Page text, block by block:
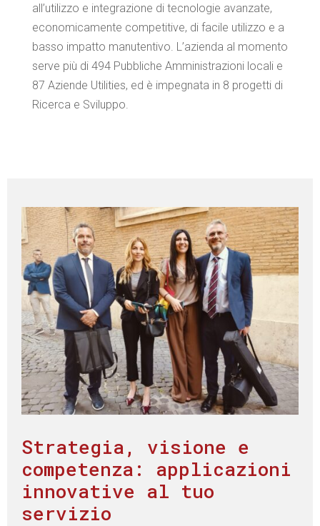
all’utilizzo e integrazione di tecnologie avanzate,
economicamente competitive, di facile utilizzo e a
basso impatto manutentivo. L’azienda al momento
serve più di 494 Pubbliche Amministrazioni locali e
87 Aziende Utilities, ed è impegnata in 8 progetti di
Ricerca e Sviluppo.
Strategia, visione e
competenza: applicazioni
innovative al tuo
servizio